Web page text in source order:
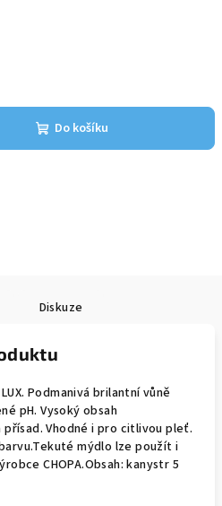
Do košíku
Diskuze
Podmanivá brilantní vůně
pH. Vysoký obsah
Vhodné i pro citlivou pleť.
mýdlo lze použít i
CHOPA.Obsah: kanystr 5